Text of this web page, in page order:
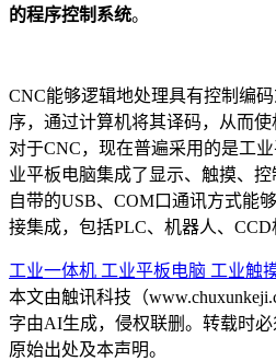
的程序控制系统。
CNC能够逻辑地处理具有控制编
序，通过计算机将其译码，从而使
对于CNC，现在普遍采用的是工
业平板电脑集成了显示、触摸、
自带的USB、COM口通讯方式能
接集成，包括PLC、机器人、CCD
工业一体机 工业平板电脑 工业触
本文由触讯科技（
字由AI生成，侵权联删。转载时
原始出处及本声明。